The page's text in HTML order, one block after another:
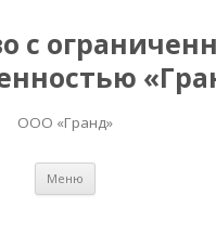
с
ООО «Гранд»
Меню